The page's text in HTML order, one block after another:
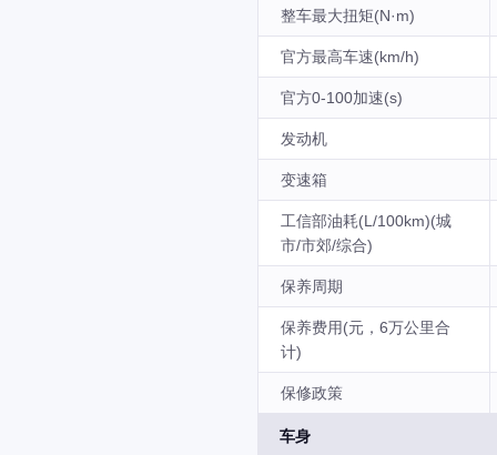
整车最大扭矩(N·m)
官方最高车速(km/h)
官方0-100加速(s)
发动机
变速箱
工信部油耗(L/100km)(城
市/市郊/综合)
保养周期
保养费用(元，6万公里合
计)
保修政策
车身